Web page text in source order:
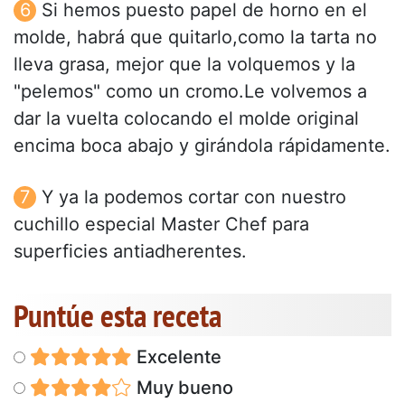
Si hemos puesto papel de horno en el
molde, habrá que quitarlo,como la tarta no
lleva grasa, mejor que la volquemos y la
"pelemos" como un cromo.Le volvemos a
dar la vuelta colocando el molde original
encima boca abajo y girándola rápidamente.
Y ya la podemos cortar con nuestro
cuchillo especial Master Chef para
superficies antiadherentes.
Puntúe esta receta
Excelente
Muy bueno